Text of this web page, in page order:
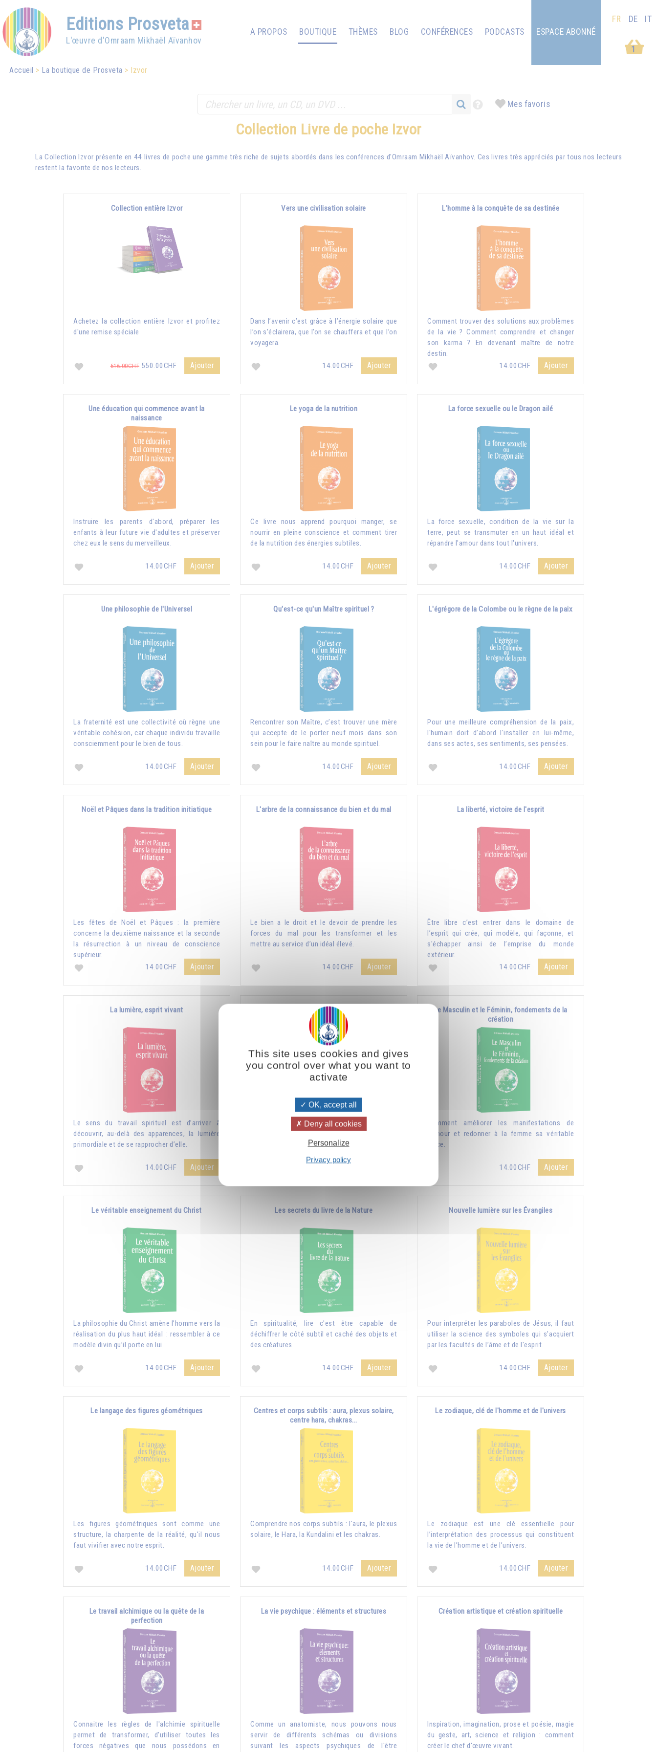
Editions Prosveta
L'œuvre d'Omraam Mikhaël Aïvanhov
A PROPOS BOUTIQUE THÈMES BLOG CONFÉRENCES
PODCASTS
1
ESPACE ABONNÉ
FR DE IT
Accueil La boutique de Prosveta Izvor
Mes favoris
Collection Livre de poche Izvor
La Collection Izvor présente en 44 livres de poche une gamme très riche de sujets abordés dans les conférences d'Omraam Mikhaël Aïvanhov. Ces livres très appréciés par tous nos lecteurs
restent la favorite de nos lecteurs.
Collection entière Izvor
Achetez la collection entière Izvor et profitez
d'une remise spéciale
616.00CHF 550.00CHF Ajouter
Vers une civilisation solaire
Dans l’avenir c’est grâce à l’énergie solaire que
l’on s’éclairera, que l’on se chauffera et que l’on
voyagera.
14.00CHF Ajouter
L'homme à la conquête de sa destinée
Comment trouver des solutions aux problèmes
de la vie ? Comment comprendre et changer
son karma ? En devenant maître de notre
destin.
14.00CHF
Ajouter
Une éducation qui commence avant la
naissance
Instruire les parents d'abord, préparer les
enfants à leur future vie d'adultes et préserver
chez eux le sens du merveilleux.
14.00CHF Ajouter
Le yoga de la nutrition
Ce livre nous apprend pourquoi manger, se
nourrir en pleine conscience et comment tirer
de la nutrition des énergies subtiles.
14.00CHF Ajouter
La force sexuelle ou le Dragon ailé
La force sexuelle, condition de la vie sur la
terre, peut se transmuter en un haut idéal et
répandre l'amour dans tout l'univers.
14.00CHF Ajouter
Une philosophie de l'Universel
La fraternité est une collectivité où règne une
véritable cohésion, car chaque individu travaille
consciemment pour le bien de tous.
14.00CHF Ajouter
Qu'est-ce qu'un Maître spirituel ?
Rencontrer son Maître, c’est trouver une mère
qui accepte de le porter neuf mois dans son
sein pour le faire naître au monde spirituel.
14.00CHF Ajouter
L'égrégore de la Colombe ou le règne de la paix
Pour une meilleure compréhension de la paix,
l'humain doit d’abord l'installer en lui-même,
dans ses actes, ses sentiments, ses pensées.
14.00CHF Ajouter
Noël et Pâques dans la tradition initiatique
Les fêtes de Noël et Pâques : la première
concerne la deuxième naissance et la seconde
la résurrection à un niveau de conscience
supérieur.
14.00CHF
Ajouter
L'arbre de la connaissance du bien et du mal
Le bien a le droit et le devoir de prendre les
forces du mal pour les transformer et les
mettre au service d’un idéal élevé.
14.00CHF Ajouter
La liberté, victoire de l'esprit
Être libre c’est entrer dans le domaine de
l’esprit qui crée, qui modèle, qui façonne, et
s'échapper ainsi de l’emprise du monde
extérieur.
14.00CHF
Ajouter
La lumière, esprit vivant
Le sens du travail spirituel est d’arriver à
découvrir, au-delà des apparences, la lumière
primordiale et de se rapprocher d’elle.
14.00CHF Ajouter
Nature humaine et nature divine
Comment favoriser les manifestations de la
nature supérieure en soi et chez les autres.
Le Masculin et le Féminin, fondements de la
création
Comment améliorer les manifestations de
l'amour et redonner à la femme sa véritable
place.
14.00CHF Ajouter
Le véritable enseignement du Christ
La philosophie du Christ amène l’homme vers la
réalisation du plus haut idéal : ressembler à ce
modèle divin qu’il porte en lui.
14.00CHF Ajouter
Les secrets du livre de la Nature
En spiritualité, lire c'est être capable de
déchiffrer le côté subtil et caché des objets et
des créatures.
14.00CHF Ajouter
Nouvelle lumière sur les Évangiles
Pour interpréter les paraboles de Jésus, il faut
utiliser la science des symboles qui s'acquiert
par les facultés de l’âme et de l'esprit.
14.00CHF Ajouter
Le langage des figures géométriques
Les figures géométriques sont comme une
structure, la charpente de la réalité, qu'il nous
faut vivifier avec notre esprit.
14.00CHF Ajouter
Centres et corps subtils : aura, plexus solaire,
centre hara, chakras...
Comprendre nos corps subtils : l'aura, le plexus
solaire, le Hara, la Kundalini et les chakras.
14.00CHF Ajouter
Le zodiaque, clé de l'homme et de l'univers
Le zodiaque est une clé essentielle pour
l’interprétation des processus qui constituent
la vie de l’homme et de l’univers.
14.00CHF Ajouter
Le travail alchimique ou la quête de la
perfection
Connaitre les règles de l'alchimie spirituelle
permet de transformer, d'utiliser toutes les
forces négatives que nous possédons en
La vie psychique : éléments et structures
Comme un anatomiste, nous pouvons nous
servir de différents schémas ou divisions
suivant les aspects psychiques de l'être
Création artistique et création spirituelle
Inspiration, imagination, prose et poésie, magie
du geste, art, science et religion : comment
créer le chef d'œuvre vivant.
This site uses cookies and gives
you control over what you want to
activate
OK, accept all
Deny all cookies
Personalize
Privacy policy